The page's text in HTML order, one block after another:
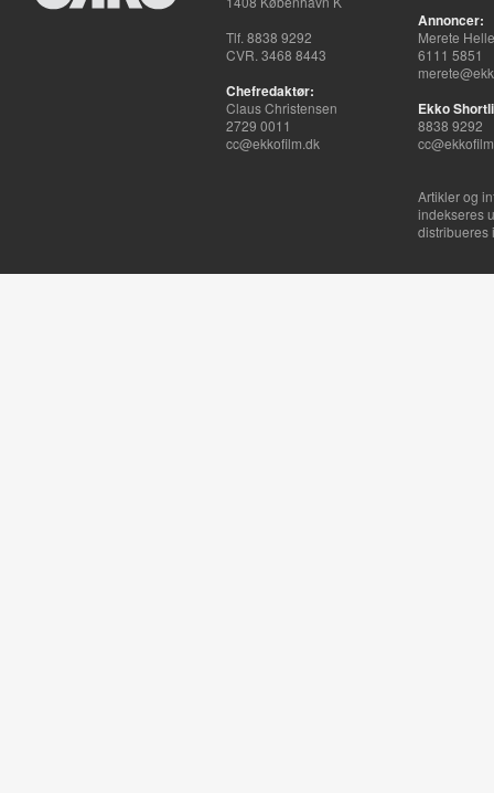
Tlf. 8838 9292
CVR. 3468 8443
Chefredaktør:
Claus Christensen
2729 0011
cc@ekkofilm.dk
Annoncer:
Merete
6111 5851
Ekko
8838 9292
Artikler og
indekseres
distribueres